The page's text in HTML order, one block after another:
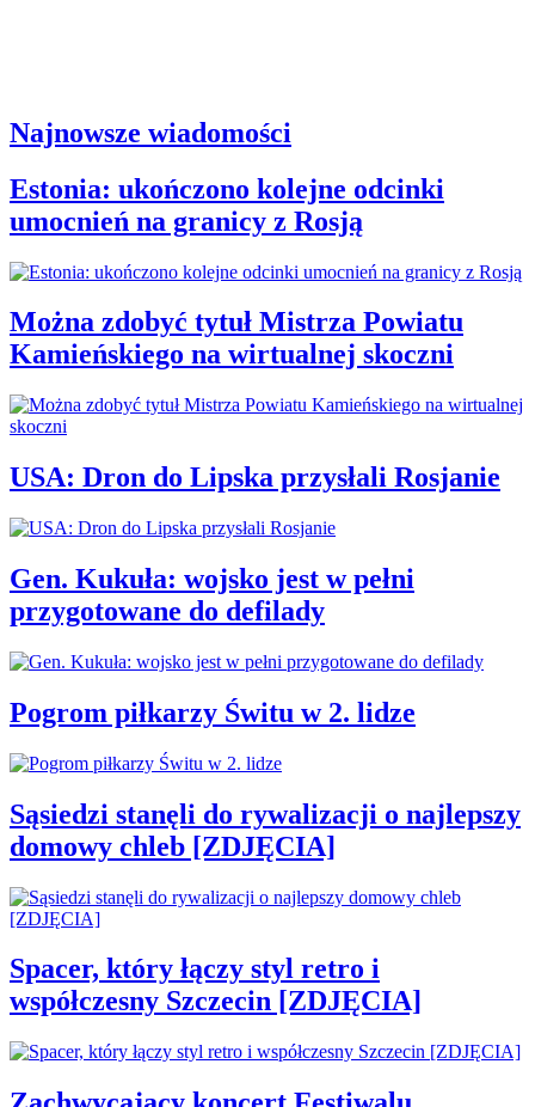
Najnowsze wiadomości
Estonia: ukończono kolejne odcinki
umocnień na granicy z Rosją
Można zdobyć tytuł Mistrza Powiatu
Kamieńskiego na wirtualnej skoczni
USA: Dron do Lipska przysłali Rosjanie
Gen. Kukuła: wojsko jest w pełni
przygotowane do defilady
Pogrom piłkarzy Świtu w 2. lidze
Sąsiedzi stanęli do rywalizacji o najlepszy
domowy chleb [ZDJĘCIA]
Spacer, który łączy styl retro i
współczesny Szczecin [ZDJĘCIA]